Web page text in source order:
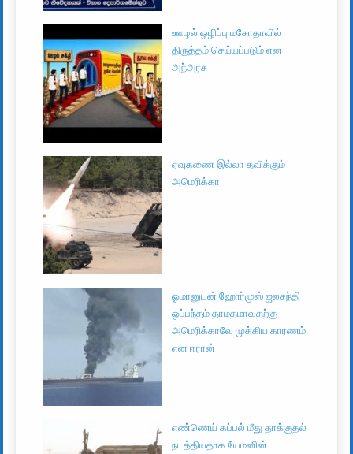
ஊழல் ஒழிப்பு மசோதாவில்
திருத்தம் செய்யப்படும் என
அந்அரசு
ஏவுகணை இல்லா தவிக்கும்
அமெரிக்கா
ஓமானுடன் ஹோர்முஸ் ஜலசந்தி
ஒப்பந்தம் தாமதமாவதற்கு
அமெரிக்காவே முக்கிய காரணம்
என ஈரான்
எண்ணெய் கப்பல் மீது தாக்குதல்
நடத்தியதாக யேமனின்